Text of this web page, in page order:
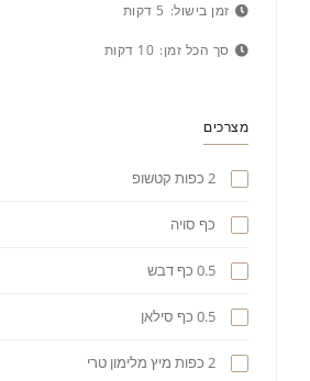
זמן בישול: 5 דקות
סך הכל זמן: 10 דקות
מצרכים
2 כפות קטשופ
כף סויה
0.5 כף דבש
0.5 כף סילאן
2 כפות מיץ מלימון טרי